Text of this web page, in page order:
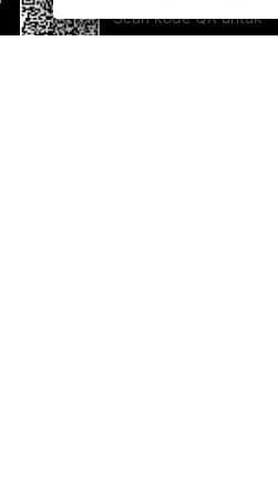
Scan kode QR untuk
mengunduh sekarang!